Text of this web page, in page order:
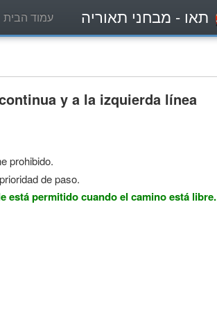
תאו - מבחני תאוריה עמוד הבית
y a la izquierda línea
prohibido.
de paso.
está permitido cuando el camino está libre.